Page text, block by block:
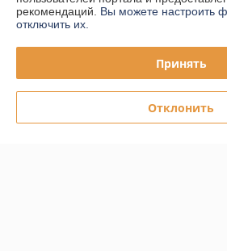
График работы
Политика обработки cookies
рекомендаций. Вы можете настроить
отключить их.
Принять
Отклонить